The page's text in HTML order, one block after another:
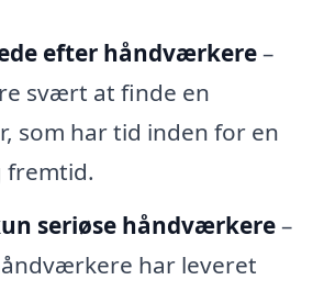
efter håndværkere–
svært at finde en
som har tid inden for en
fremtid.
seriøse håndværkere–
har leveret